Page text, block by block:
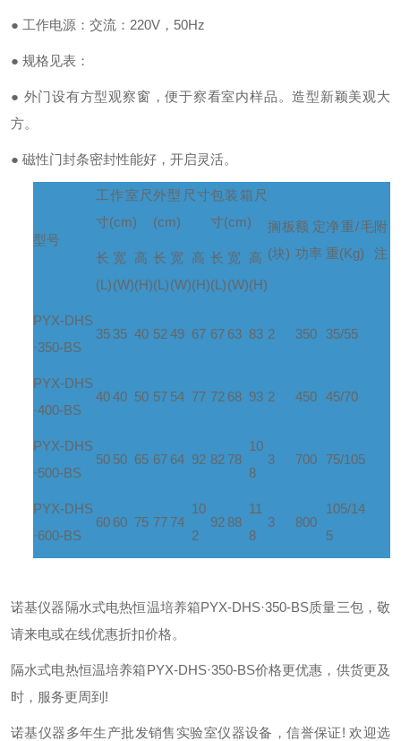
● 工作电源：交流：220V，50Hz
● 规格见表：
● 外门设有方型观察窗，便于察看室内样品。造型新颖美观大
方。
● 磁性门封条密封性能好，开启灵活。
型号
工作室尺
寸(cm)
外型尺寸
(cm)
包装箱尺
寸(cm) 搁板
(块)
额定
功率
净重/毛
重(Kg)
附
注
长
(L)
宽
(W)
高
(H)
长
(L)
宽
(W)
高
(H)
长
(L)
宽
(W)
高
(H)
PYX-DHS
·350-BS
3535 40 5249 67 67 63 83 2 350 35/55
PYX-DHS
·400-BS
4040 50 57 54 77 72 68 93 2 450 45/70
PYX-DHS
·500-BS
50 50 65 67 64 92 82 78
10
8
3 700 75/105
PYX-DHS
·600-BS
60 60 75 77 74
10
2
9288
11
8
3 800
105/14
5
诺基仪器隔水式电热恒温培养箱PYX-DHS·350-BS质量三包，敬
请来电或在线优惠折扣价格。
隔水式电热恒温培养箱PYX-DHS·350-BS价格更优惠，供货更及
时，服务更周到!
诺基仪器多年生产批发销售实验室仪器设备，信誉保证! 欢迎选